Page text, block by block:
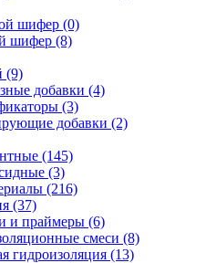
шифер (0)
шифер (8)
(9)
добавки (4)
(3)
добавки (2)
(145)
(3)
(216)
(37)
и праймеры (6)
смеси (8)
гидроизоляция (13)